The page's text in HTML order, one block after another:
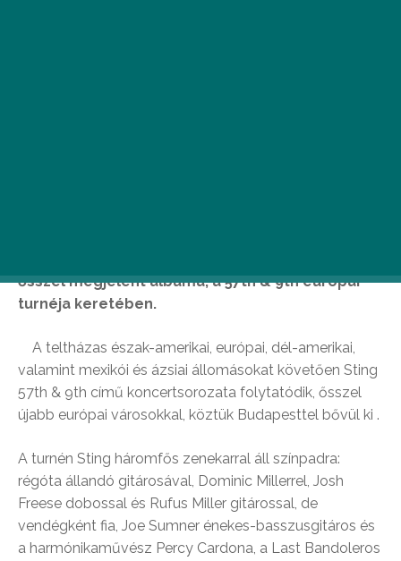
ősszel megjelent albuma, a 57th & 9th európai
turnéja keretében.
A teltházas észak-amerikai, európai, dél-amerikai,
valamint mexikói és ázsiai állomásokat követően Sting
57th & 9th című koncertsorozata folytatódik, ősszel
újabb európai városokkal, köztük Budapesttel bővül ki .
A turnén Sting háromfős zenekarral áll színpadra:
régóta állandó gitárosával, Dominic Millerrel, Josh
Freese dobossal és Rufus Miller gitárossal, de
vendégként fia, Joe Sumner énekes-basszusgitáros és
a harmónikaművész Percy Cardona, a Last Bandoleros